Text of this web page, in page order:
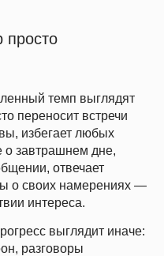
просто
темп выглядят
переносит встречи
избегает любых
о завтрашнем дне,
отвечает
о своих намерениях —
интереса.
выглядит иначе:
разговоры